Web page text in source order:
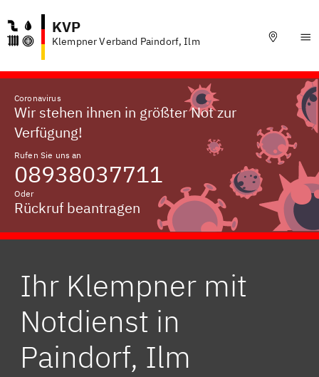
KVP
Klempner Verband Paindorf, Ilm
Coronavirus
Wir stehen ihnen in größter Not zur
Verfügung!
Rufen Sie uns an
08938037711
Oder
Rückruf beantragen
Ihr Klempner mit
Notdienst in
Paindorf, Ilm